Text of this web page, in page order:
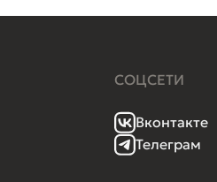
СОЦСЕТИ
Вконтакте
Телеграм